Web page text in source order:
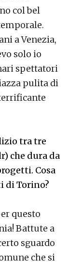
col bel
a Venezia,
solo io
spettatori
pulita di
tra tre
che dura da
Cosa
di Torino?
questo
Battute a
sguardo
che si